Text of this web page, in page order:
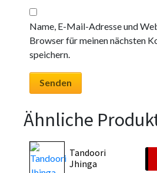
Name, E-Mail-Adresse und
Browser für meinen nächsten
speichern.
Ähnliche
Tandoori
Jhinga